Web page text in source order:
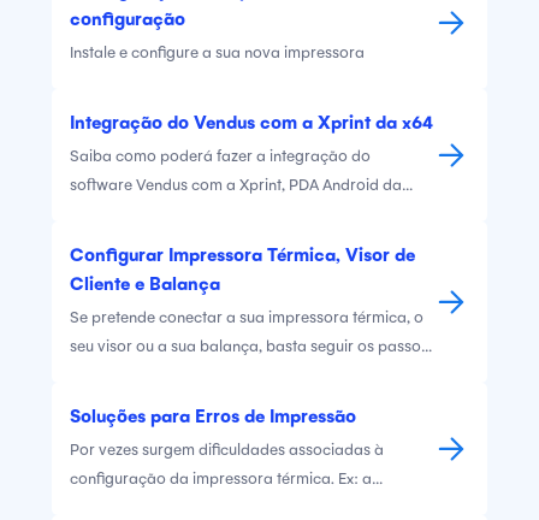
configuração
Instale e configure a sua nova impressora
Integração do Vendus com a Xprint da x64
Saiba como poderá fazer a integração do
software Vendus com a Xprint, PDA Android da
Configurar Impressora Térmica, Visor de
Cliente e Balança
Se pretende conectar a sua impressora térmica, o
seu visor ou a sua balança, basta seguir os passos
conectar e começar a utilizar de imediato os seus
dispositivos.
Soluções para Erros de Impressão
Por vezes surgem dificuldades associadas à
configuração da impressora térmica. Ex: a